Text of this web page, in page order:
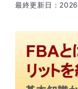
最終更新日：